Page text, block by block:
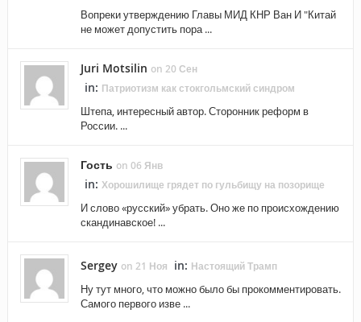
Вопреки утверждению Главы МИД КНР Ван И "Китай
не может допустить пора ...
Juri Motsilin on 20 Сен
in: Патриотизм как стокгольмский синдром
Штепа, интересный автор. Сторонник реформ в
России. ...
Гость on 06 Янв
in: Хорошилище грядет по гульбищу на позорище
И слово «русский» убрать. Оно же по происхождению
скандинавское! ...
Sergey on 21 Ноя in: Настоящий Трамп
Ну тут много, что можно было бы прокомментировать.
Самого первого изве ...